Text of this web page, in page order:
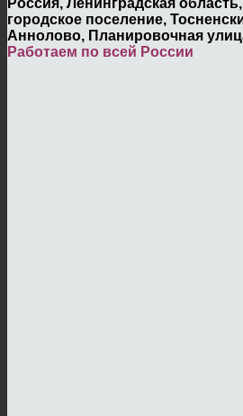
городское поселение,
Аннолово, Планировочная
Работаем по всей России